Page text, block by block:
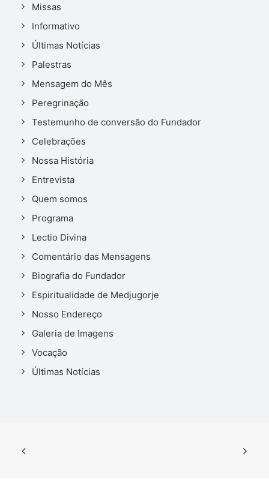
Missas
Informativo
Últimas Notícias
Palestras
Mensagem do Mês
Peregrinação
Testemunho de conversão do Fundador
Celebrações
Nossa História
Entrevista
Quem somos
Programa
Lectio Divina
Comentário das Mensagens
Biografia do Fundador
Espiritualidade de Medjugorje
Nosso Endereço
Galeria de Imagens
Vocação
Últimas Notícias